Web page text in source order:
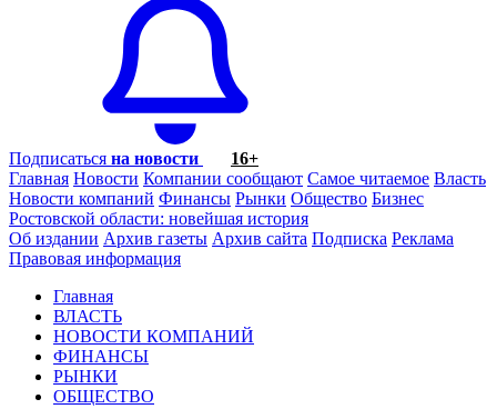
Подписаться на новости
16+
Главная Новости Компании сообщают Самое читаемое Власть
Новости компаний Финансы Рынки Общество Бизнес
Ростовской области: новейшая история
Об издании Архив газеты Архив сайта Подписка Реклама
Правовая информация
Главная
ВЛАСТЬ
НОВОСТИ КОМПАНИЙ
ФИНАНСЫ
РЫНКИ
ОБЩЕСТВО